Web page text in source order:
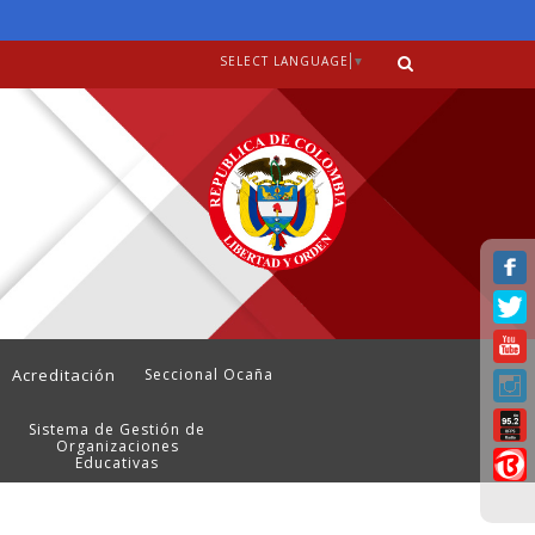
SELECT LANGUAGE ▼
Acreditación Seccional Ocaña
Sistema de Gestión de
Organizaciones
Educativas